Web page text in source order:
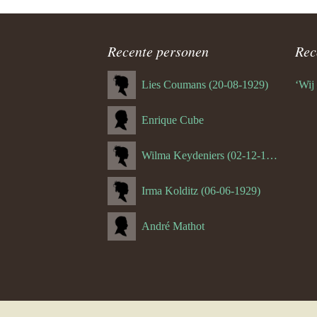
ouder
navigatieRecente personen
Lies Coumans (20-08-1929)
Enrique Cube
Wilma Keydeniers (02-12-1953)
Irma Kolditz (06-06-1929)
André Mathot